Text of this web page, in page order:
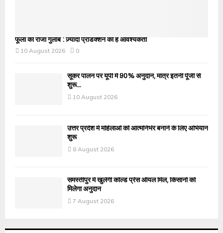
फूलों का राजा गुलाब : ज़्यादा प्रोडक्शन की है आवश्यकता
10 August 2026
0
सूकर पालन पर यूपी में 90% अनुदान, मात्र इतनी पूँजी से
शुरू...
10 August 2026
उत्तर प्रदेश में महिलाओं को आत्मनिर्भर बनाने के लिए अभियान
शुरू
8 August 2026
समस्तीपुर में खुलेगी कोल्ड प्रेस ऑयल मिल, किसानों को
मिलेगा अनुदान
7 August 2026